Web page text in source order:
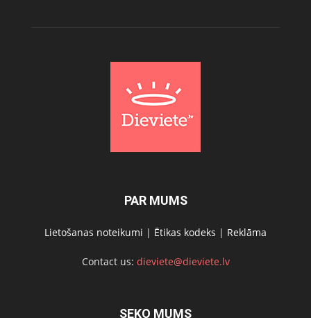
PAR MUMS
Lietošanas noteikumi | Ētikas kodeks | Reklāma
Contact us: dieviete@dieviete.lv
SEKO MUMS